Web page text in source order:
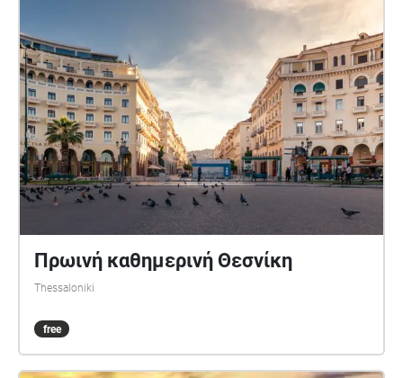
Πρωινή καθημερινή Θεσνίκη
Thessaloniki
free